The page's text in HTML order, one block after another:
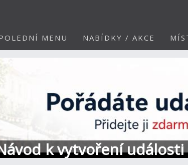
MENU NABÍDKY / AKCE
k vytvoření